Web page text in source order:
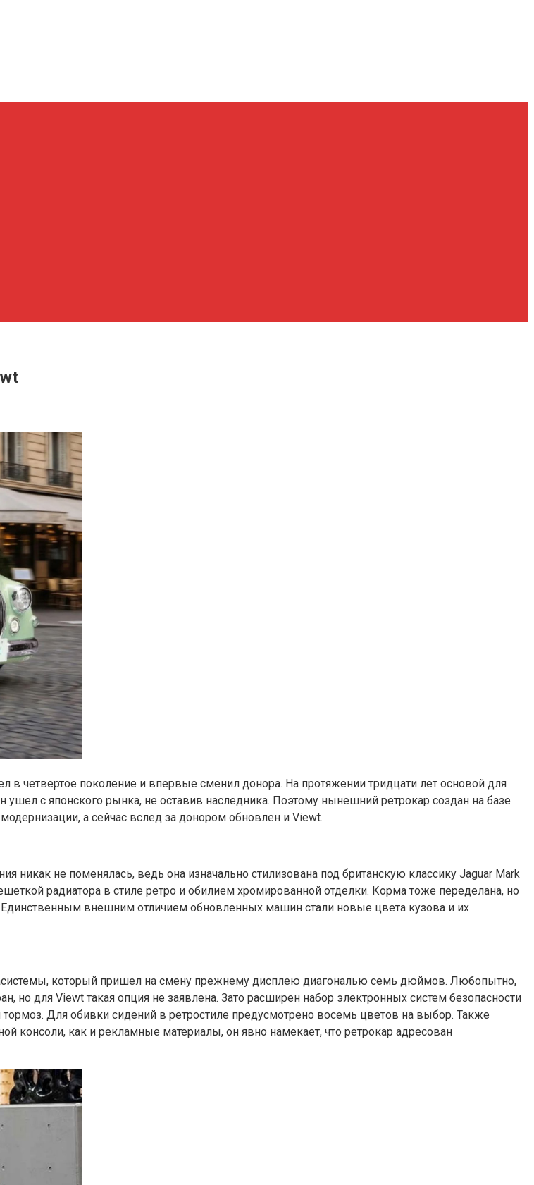
в четвертое поколение и впервые сменил донора. На протяжении тридцати лет основой для
с японского рынка, не оставив наследника. Поэтому нынешний ретрокар создан на базе
а сейчас вслед за донором обновлен и Viewt.
никак не поменялась, ведь она изначально стилизована под британскую классику Jaguar Mark
радиатора в стиле ретро и обилием хромированной отделки. Корма тоже переделана, но
внешним отличием обновленных машин стали новые цвета кузова и их
который пришел на смену прежнему дисплею диагональю семь дюймов. Любопытно,
для Viewt такая опция не заявлена. Зато расширен набор электронных систем безопасности
Для обивки сидений в ретростиле предусмотрено восемь цветов на выбор. Также
консоли, как и рекламные материалы, он явно намекает, что ретрокар адресован